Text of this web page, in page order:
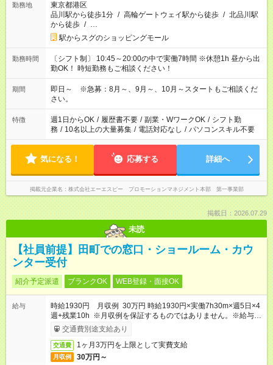
勤務地
東京都港区
品川駅から徒歩1分 / 高輪ゲートウェイ駅から徒歩 / 北品川駅
から徒歩 / …
駅からスグのショッピングモール
勤務時間
〔シフト制〕 10:45～20:00の中で実働7時間 ※休憩1h 昼から出
勤OK！ 時短勤務もご相談ください！
期間
即日～ ※急募：8月～、9月～、10月～スタートもご相談くだ
さい。
特徴 週1日からOK / 履歴書不要 / 副業・WワークOK / シフト勤
務 / 10名以上の大量募集 / 電話対応なし / パソコンスキル不要
気になる！ 応募する 詳細へ
掲載元企業名 株式会社エーエスピー プロモーションマネジメント本部 第一事業部
掲載日：2026.07.29
未読
【社員前提】田町での窓口・ショールーム・カウ
ンター受付
紹介予定派遣 ブランクOK WEB登録・面接OK
給与
時給1930円 月収例 30万円 時給1930円×実働7h30m×週5日×4
週+残業10h ※月収例を保証するものではありません。※給与即
受取りサービス利用可（利用条件有）
交通費別途支給あり
交通費 1ヶ月3万円を上限として実費支給
月収例 30万円～